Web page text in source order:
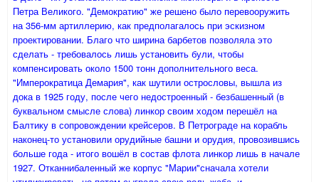
Петра Великого. "Демократию" же решено было перевооружить
на 356-мм артиллерию, как предполагалось при эскизном
проектировании. Благо что ширина барбетов позволяла это
сделать - требовалось лишь установить були, чтобы
компенсировать около 1500 тонн дополнительного веса.
"Имперократица Демария", как шутили острословы, вышла из
дока в 1925 году, после чего недостроенный - безбашенный (в
буквальном смысле слова) линкор своим ходом перешёл на
Балтику в сопровождении крейсеров. В Петрограде на корабль
наконец-то установили орудийные башни и орудия, провозившись
больше года - итого вошёл в состав флота линкор лишь в начале
1927. Отканнибаленный же корпус "Марии"сначала хотели